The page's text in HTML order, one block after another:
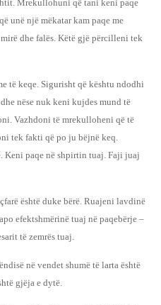
Mrekullohuni që tani keni paqe
unë një mëkatar kam paqe me
dhe falës. Këtë gjë përcilleni tek
të keqe. Sigurisht që kështu ndodhi
nëse nuk keni kujdes mund të
Vazhdoni të mrekulloheni që të
tek fakti që po ju bëjnë keq.
Keni paqe në shpirtin tuaj. Faji juaj
është duke bërë. Ruajeni lavdinë
efektshmërinë tuaj në paqebërje –
të zemrës tuaj.
në vendet shumë të larta është
gjëja e dytë.